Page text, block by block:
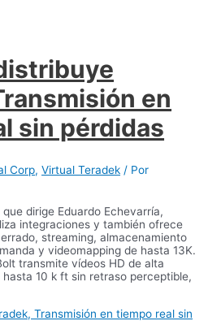
en
sin pérdidas
Corp,Virtual Teradek / Por
dirige Eduardo Echevarría,
integraciones y también ofrece
streaming, almacenamiento
y videomapping de hasta 13K.
transmite vídeos HD de alta
10 k ft sin retraso perceptible,
Transmisión en tiempo real sin